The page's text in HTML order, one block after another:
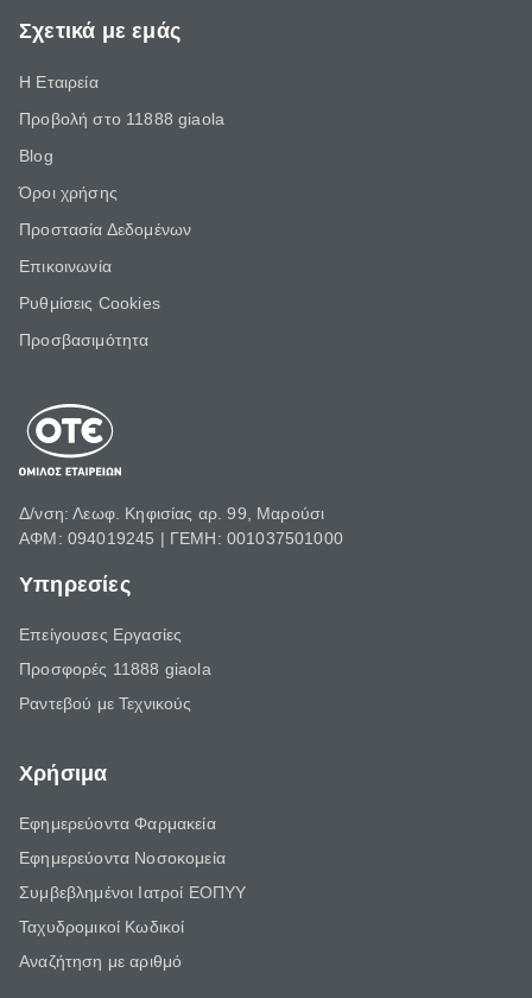
Σχετικά με εμάς
Η Εταιρεία
Προβολή στο 11888 giaola
Blog
Όροι χρήσης
Προστασία Δεδομένων
Επικοινωνία
Ρυθμίσεις Cookies
Προσβασιμότητα
Δ/νση: Λεωφ. Κηφισίας αρ. 99, Μαρούσι
ΑΦΜ: 094019245 | ΓΕΜΗ: 001037501000
Υπηρεσίες
Επείγουσες Εργασίες
Προσφορές 11888 giaola
Ραντεβού με Τεχνικούς
Χρήσιμα
Εφημερεύοντα Φαρμακεία
Εφημερεύοντα Νοσοκομεία
Συμβεβλημένοι Ιατροί ΕΟΠΥΥ
Ταχυδρομικοί Κωδικοί
Αναζήτηση με αριθμό